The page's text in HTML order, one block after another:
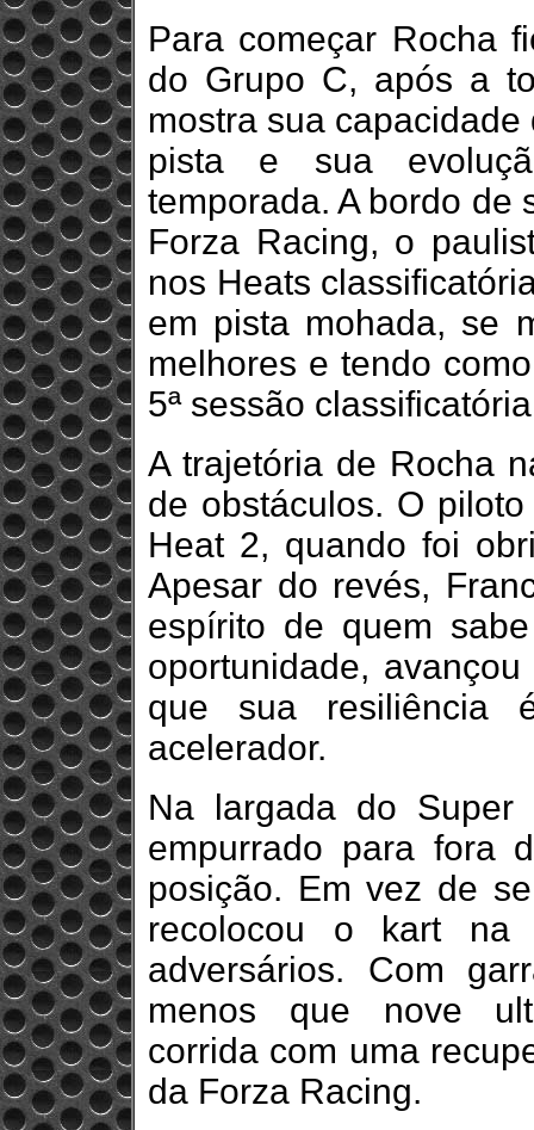
Para começar Rocha
do Grupo C, após a
mostra sua
pista e sua
temporada. A bordo de
Forza Racing, o
nos Heats
em pista mohada, se
melhores e tendo
5ª sessão
A trajetória de Rocha
de obstáculos. O
Heat 2, quando foi
Apesar do revés,
espírito de quem
oportunidade,
que sua resiliência
acelerador.
Na largada do
empurrado para fora
posição. Em vez de
recolocou o kart
adversários. Com
menos que nove
corrida com uma
da Forza Racing.